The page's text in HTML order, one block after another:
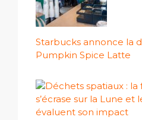
Starbucks annonce la
Pumpkin Spice Latte